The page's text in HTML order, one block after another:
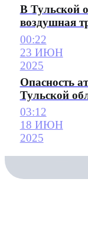
В Тульской
воздушная
00:22
23 ИЮН
2025
Опасность
Тульской
03:12
18 ИЮН
2025